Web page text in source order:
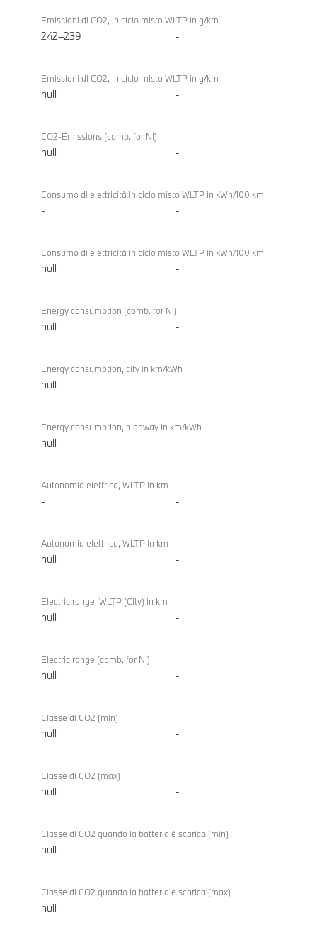
Emissioni di CO2, in ciclo misto WLTP in g/km
242–239 -
Emissioni di CO2, in ciclo misto WLTP in g/km
null -
CO2-Emissions (comb. for NI)
null -
Consumo di elettricità in ciclo misto WLTP in kWh/100 km
- -
Consumo di elettricità in ciclo misto WLTP in kWh/100 km
null -
Energy consumption (comb. for NI)
null -
Energy consumption, city in km/kWh
null -
Energy consumption, highway in km/kWh
null -
Autonomia elettrica, WLTP in km
- -
Autonomia elettrica, WLTP in km
null -
Electric range, WLTP (City) in km
null -
Electric range (comb. for NI)
null -
Classe di CO2 (min)
null -
Classe di CO2 (max)
null -
Classe di CO2 quando la batteria è scarica (min)
null -
Classe di CO2 quando la batteria è scarica (max)
null -